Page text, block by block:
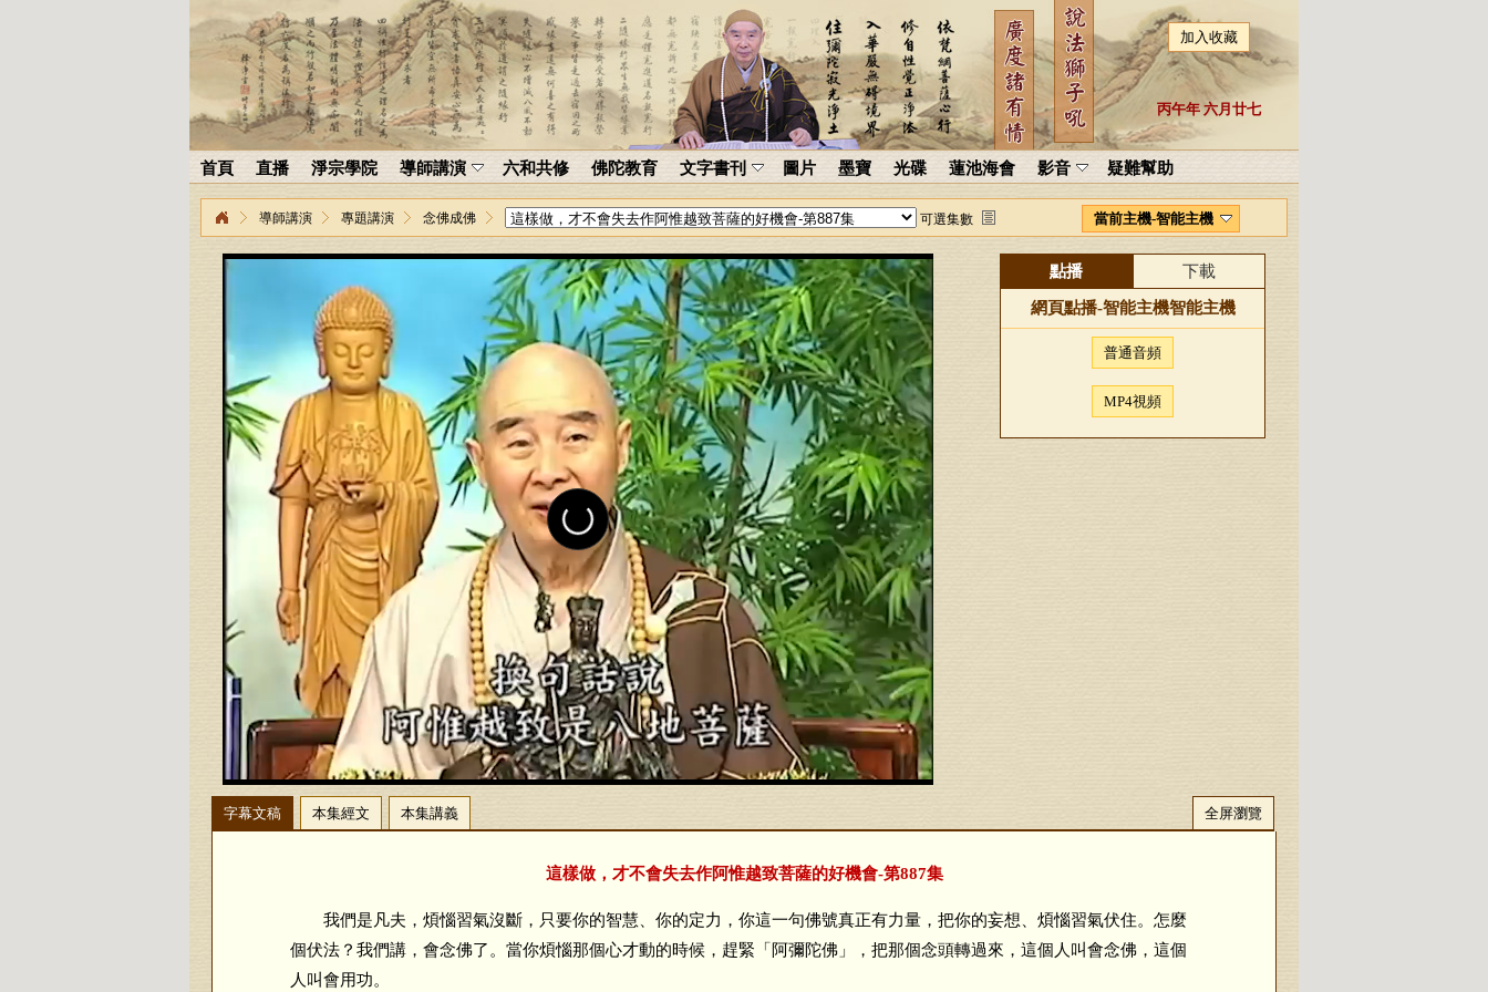
加入收藏
丙午年 六月廿七
首頁 直播 淨宗學院 導師講演 六和共修 佛陀教育 文字書刊 圖片 墨寶 光碟 蓮池海會 影音 疑難幫助
導師講演 專題講演 念佛成佛 可選集數 當前主機-智能主機
點播 下載
網頁點播-智能主機智能主機
普通音頻
MP4視頻
字幕文稿 本集經文 本集講義 全屏瀏覽
這樣做，才不會失去作阿惟越致菩薩的好機會-第887集
我們是凡夫，煩惱習氣沒斷，只要你的智慧、你的定力，你這一句佛號真正有力量，把你的妄想、煩惱習氣伏住。怎麼
個伏法？我們講，會念佛了。當你煩惱那個心才動的時候，趕緊「阿彌陀佛」，把那個念頭轉過來，這個人叫會念佛，這個
人叫會用功。